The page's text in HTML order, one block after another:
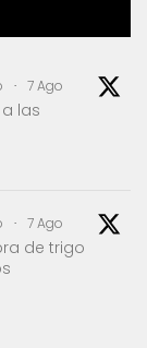
· 7 Ago
las
· 7 Ago
de trigo